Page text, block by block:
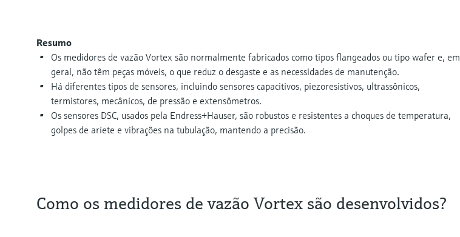
Resumo
Os medidores de vazão Vortex são normalmente fabricados como tipos flangeados ou tipo wafer e, em
geral, não têm peças móveis, o que reduz o desgaste e as necessidades de manutenção.
Há diferentes tipos de sensores, incluindo sensores capacitivos, piezoresistivos, ultrassônicos,
termistores, mecânicos, de pressão e extensômetros.
Os sensores DSC, usados pela Endress+Hauser, são robustos e resistentes a choques de temperatura,
golpes de aríete e vibrações na tubulação, mantendo a precisão.
Como os medidores de vazão Vortex são desenvolvidos?